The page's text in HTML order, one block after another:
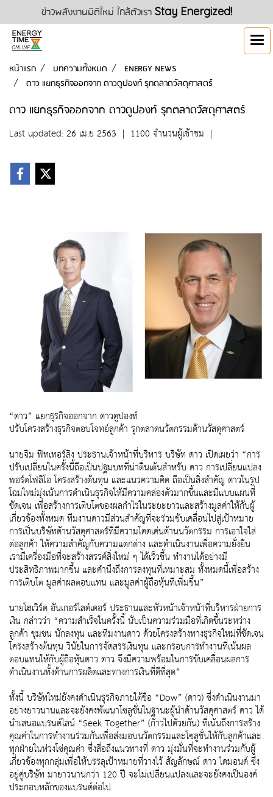
ข่าวพลังงานมิติใหม่ ใกล้ตัวเรา Stay Energized!
หน้าแรก บทความทั้งหมด
ENERGY NEWS
ดาว แยกธุรกิจออกจาก ดาวดูปองท์ รุกตลาดวัสดุศาสตร์
ดาว แยกธุรกิจออกจาก ดาวดูปองท์ รุกตลาดวัสดุศาสตร์
Last updated: 26 เม.ย 2563 | 1100 จำนวนผู้เข้าชม |
“ดาว” แยกธุรกิจออกจาก ดาวดูปองท์
ปรับโครงสร้างธุรกิจตอบโจทย์ลูกค้า รุกตลาดนวัตกรรมด้านวัสดุศาสตร์
นายจิม ฟิทเทอร์ลิง ประธานเจ้าหน้าที่บริหาร บริษัท ดาว เปิดเผยว่า “การ
ปรับเปลี่ยนในครั้งนี้ถือเป็นปฐมบทที่น่าตื่นเต้นสำหรับ ดาว การเปลี่ยนแปลง
พอร์ตโฟลิโอ โครงสร้างต้นทุน และแนวความคิด ถือเป็นสิ่งสำคัญ ดาวในรูป
โฉมใหม่มุ่งเน้นการดำเนินธุรกิจให้มีความคล่องตัวมากขึ้นและมีแบบแผนที่
ชัดเจน เพื่อสร้างการเติบโตของผลกำไรในระยะยาวและสร้างมูลค่าให้กับผู้
เกี่ยวข้องทั้งหมด ทีมงานดาวมีส่วนสำคัญที่จะร่วมขับเคลื่อนไปสู่เป้าหมาย
การเป็นบริษัทด้านวัสดุศาสตร์ที่มีความโดดเด่นด้านนวัตกรรม การเอาใจใส่
ต่อลูกค้า ให้ความสำคัญกับความแตกต่าง และดำเนินงานเพื่อความยั่งยืน
เรามีเครื่องมือที่จะสร้างสรรค์สิ่งใหม่ ๆ ได้เร็วขึ้น ทำงานได้อย่างมี
ประสิทธิภาพมากขึ้น และคำนึงถึงการลงทุนที่เหมาะสม ทั้งหมดนี้เพื่อสร้าง
การเติบโต มูลค่าผลตอบแทน และมูลค่าผู้ถือหุ้นที่เพิ่มขึ้น”
นายโฮเวิร์ด อันเกอร์ไลด์เดอร์ ประธานและหัวหน้าเจ้าหน้าที่บริหารฝ่ายการ
เงิน กล่าวว่า “ความสำเร็จในครั้งนี้ นับเป็นความร่วมมือที่เกิดขึ้นระหว่าง
ลูกค้า ชุมชน นักลงทุน และทีมงานดาว ด้วยโครงสร้างทางธุรกิจใหม่ที่ชัดเจน
โครงสร้างต้นทุน วินัยในการจัดสรรเงินทุน และกรอบการทำงานที่เน้นผล
ตอบแทนให้กับผู้ถือหุ้นดาว ดาว จึงมีความพร้อมในการขับเคลื่อนผลการ
ดำเนินงานทั้งด้านการผลิตและทางการเงินที่ดีที่สุด”
ทั้งนี้ บริษัทใหม่ยังคงดำเนินธุรกิจภายใต้ชื่อ “Dow” (ดาว) ซึ่งดำเนินงานมา
อย่างยาวนานและจะยังคงพัฒนาโซลูชั่นในฐานะผู้นำด้านวัสดุศาสตร์ ดาว ได้
นำเสนอแบรนด์ไลน์ “Seek Together” (ก้าวไปด้วยกัน) ที่เน้นถึงการสร้าง
คุณค่าในการทำงานร่วมกันเพื่อส่งมอบนวัตกรรมและโซลูชั่นให้กับลูกค้าและ
ทุกฝ่ายในห่วงโซ่คุณค่า ซึ่งสื่อถึงแนวทางที่ ดาว มุ่งมั่นที่จะทำงานร่วมกับผู้
เกี่ยวข้องทุกกลุ่มเพื่อให้บรรลุเป้าหมายที่วางไว้ สัญลักษณ์ ดาว ไดมอนด์ ซึ่ง
อยู่คู่บริษัท มายาวนานกว่า 120 ปี จะไม่เปลี่ยนแปลงและจะยังคงเป็นองค์
ประกอบหลักของแบรนด์ต่อไป